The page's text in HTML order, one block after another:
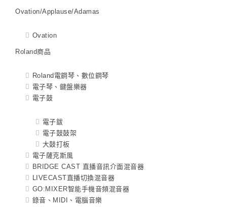
Ovation/Applause/Adamas
Ovation
Roland商品
Roland電鋼琴、數位鋼琴
電子琴、鍵盤樂器
電子鼓
電子鈸
電子鼓鼓架
大鼓打板
電子薩克斯風
BRIDGE CAST 直播音訊介面混音器
LIVECAST直播切換混音器
GO:MIXER智能手機音頻混音器
錄音、MIDI、電腦音樂